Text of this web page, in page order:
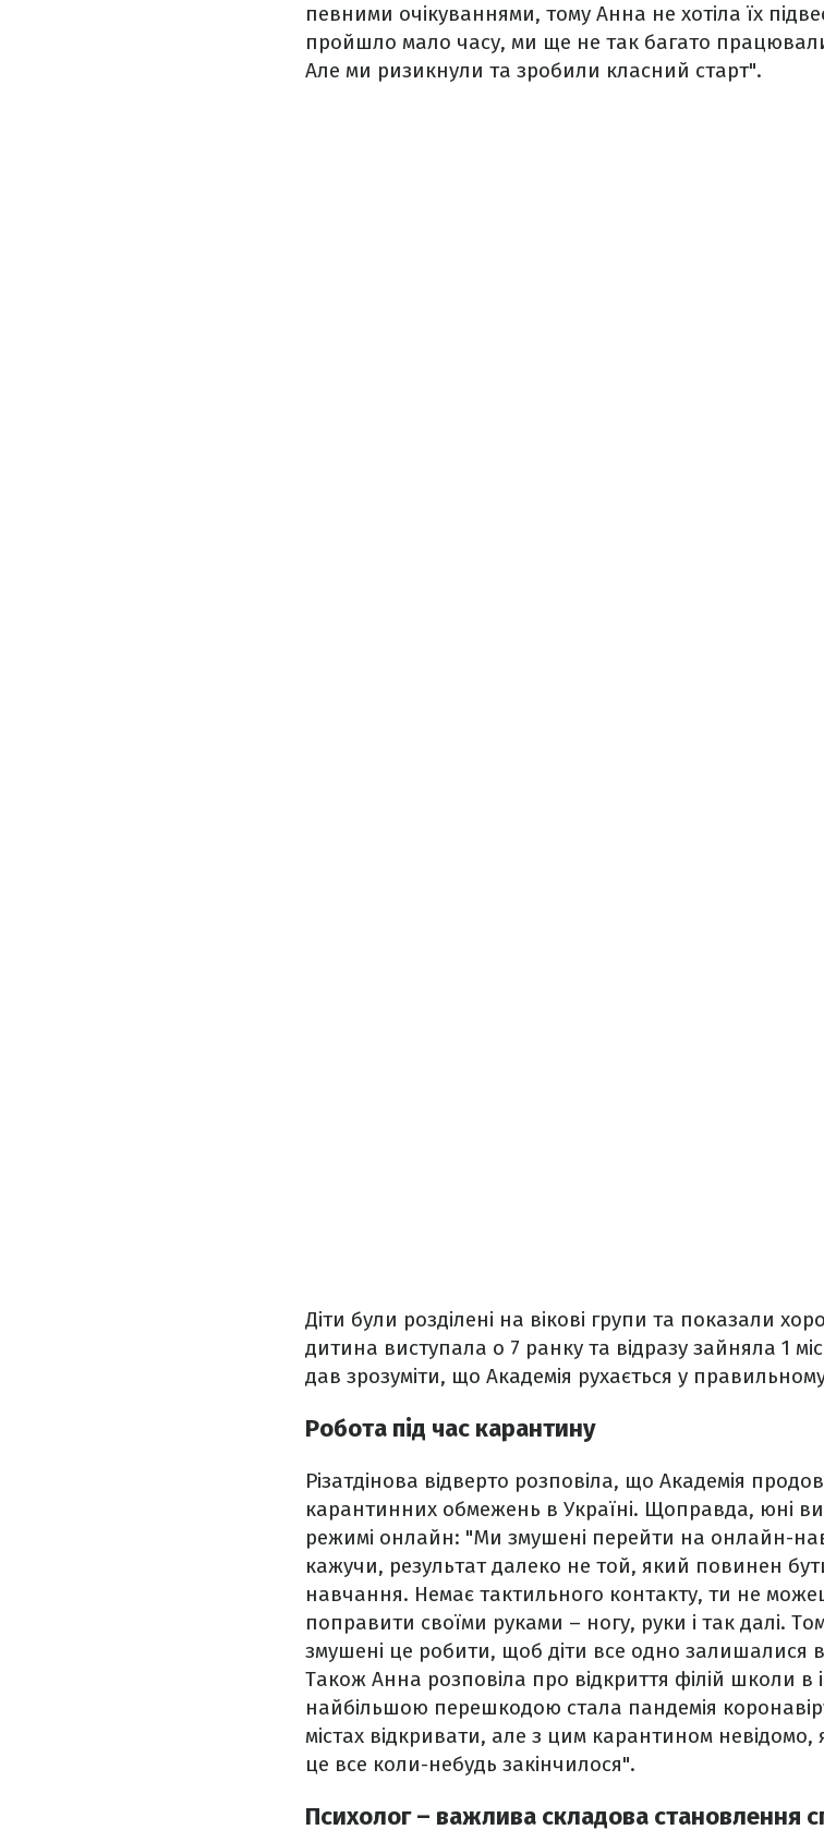
певними очікуваннями, тому Анна не хотіла їх
пройшло мало часу, ми ще не так багато
Але ми ризикнули та зробили класний старт".
Діти були розділені на вікові групи та показали
дитина виступала о 7 ранку та відразу зайняла 1
дав зрозуміти, що Академія рухається у
Робота під час карантину
Різатдінова відверто розповіла, що Академія
карантинних обмежень в Україні. Щоправда, юні
режимі онлайн: "Ми змушені перейти на онлайн-
кажучи, результат далеко не той, який повинен
навчання. Немає тактильного контакту, ти не
поправити своїми руками – ногу, руки і так далі.
змушені це робити, щоб діти все одно залишалися
Також Анна розповіла про відкриття філій школи в
найбільшою перешкодою стала пандемія
містах відкривати, але з цим карантином
це все коли-небудь закінчилося".
Психолог – важлива складова становлення